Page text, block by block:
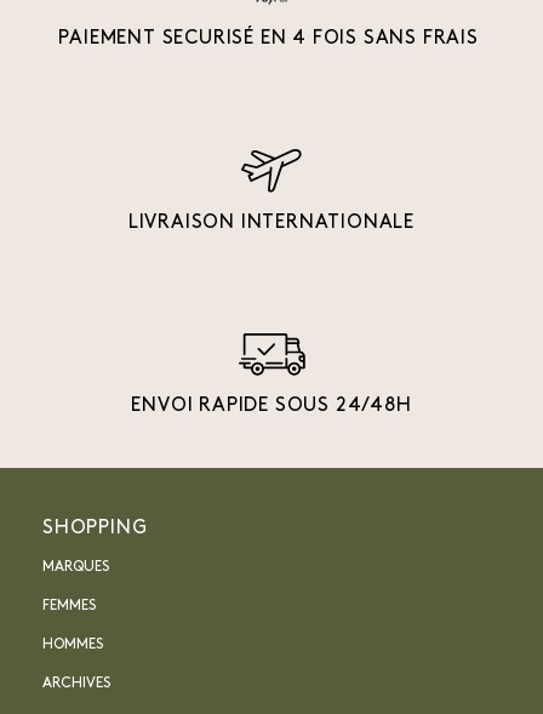
PAIEMENT SECURISÉ EN 4 FOIS SANS FRAIS
LIVRAISON INTERNATIONALE
ENVOI RAPIDE SOUS 24/48H
SHOPPING
MARQUES
FEMMES
HOMMES
ARCHIVES